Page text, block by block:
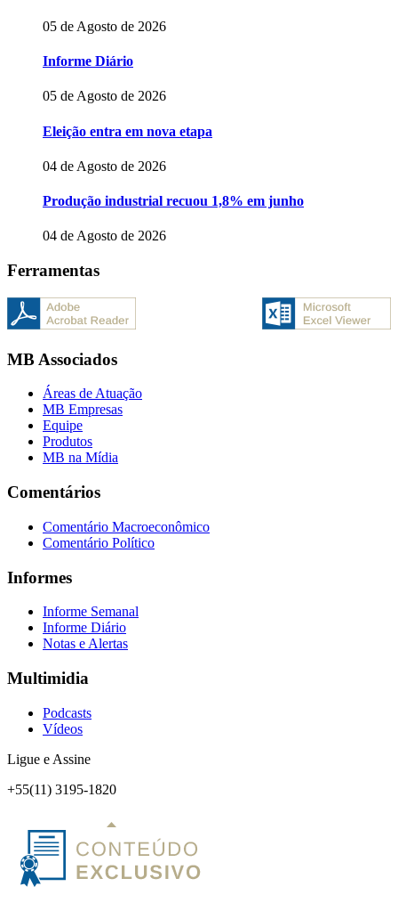
05 de Agosto de 2026
Informe Diário
05 de Agosto de 2026
Eleição entra em nova etapa
04 de Agosto de 2026
Produção industrial recuou 1,8% em junho
04 de Agosto de 2026
Ferramentas
MB Associados
Áreas de Atuação
MB Empresas
Equipe
Produtos
MB na Mídia
Comentários
Comentário Macroeconômico
Comentário Político
Informes
Informe Semanal
Informe Diário
Notas e Alertas
Multimidia
Podcasts
Vídeos
Ligue e Assine
+55(11) 3195-1820